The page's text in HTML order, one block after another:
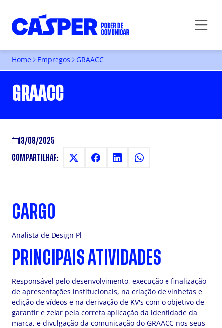
Home Empregos GRAACC
GRAACC
13/08/2025
COMPARTILHAR:
CARGO
Analista de Design Pl
PRINCIPAIS ATIVIDADES
Responsável pelo desenvolvimento, execução e finalização
de apresentações institucionais, na criação de vinhetas e
edição de vídeos e na derivação de KV's com o objetivo de
garantir e zelar pela correta aplicação da identidade da
marca, e divulgação da comunicação do GRAACC nos seus